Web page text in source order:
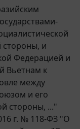
стороны, и
Федерацией и
Вьетнам к
между
и его
стороны, ..."
г. № 118-ФЗ "О
закон "О